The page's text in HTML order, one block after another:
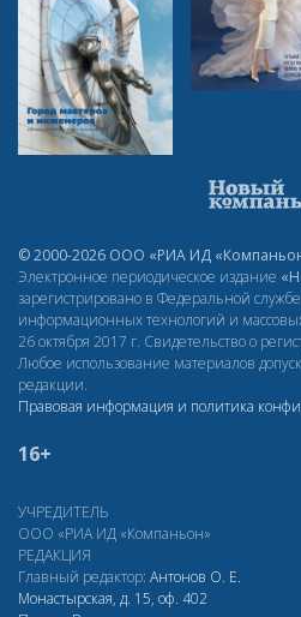
© 2000-2026 ООО «РИА ИД
Электронное периодическое издание
зарегистрировано в Федеральной
информационных технологий и
26 октября 2017 г. Свидетельство о
Любое использование материалов
редакции.
Правовая информация и политика
16+
УЧРЕДИТЕЛЬ
ООО «РИА ИД «Компаньон»
РЕДАКЦИЯ
Главный редактор: Антонов О. Е.
Монастырская, д. 15, оф. 402